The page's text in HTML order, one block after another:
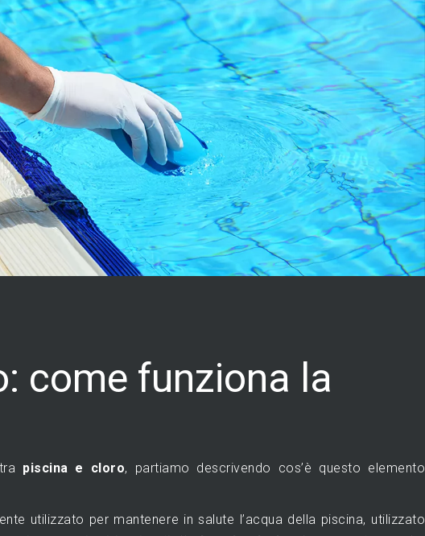
come funziona la
piscina e cloro, partiamo descrivendo cos’è questo elemento
utilizzato per mantenere in salute l’acqua della piscina, utilizzato